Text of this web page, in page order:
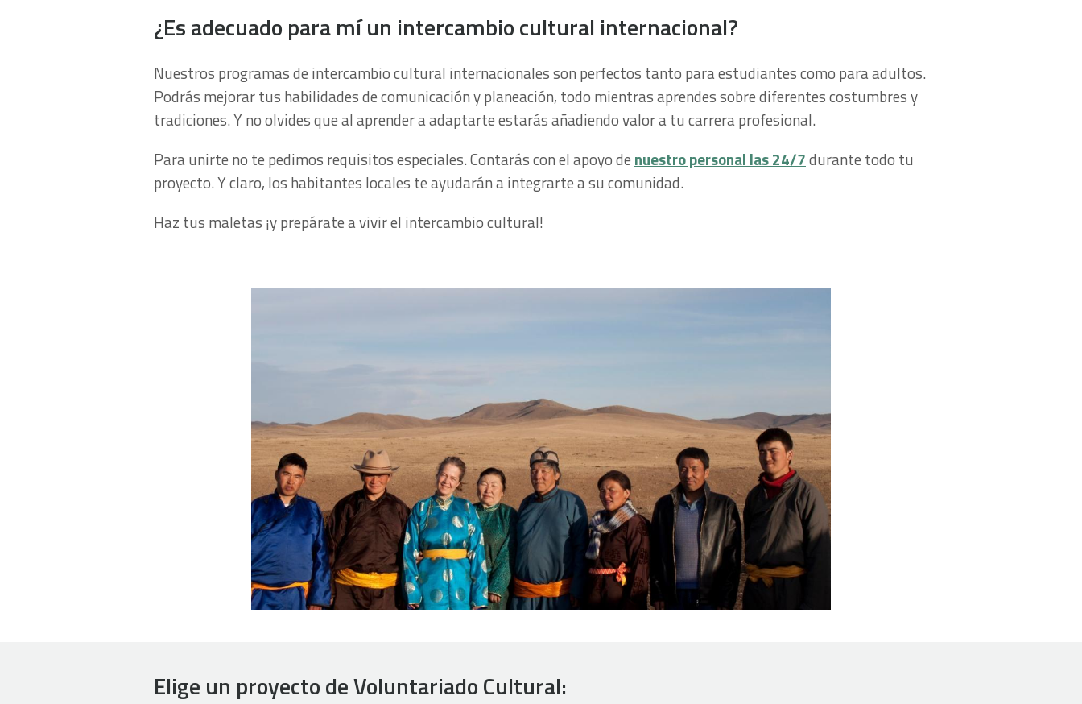
¿Es adecuado para mí un intercambio cultural internacional?
Nuestros programas de intercambio cultural internacionales son perfectos tanto para estudiantes como para adultos.
Podrás mejorar tus habilidades de comunicación y planeación, todo mientras aprendes sobre diferentes costumbres y
tradiciones. Y no olvides que al aprender a adaptarte estarás añadiendo valor a tu carrera profesional.
Para unirte no te pedimos requisitos especiales. Contarás con el apoyo de nuestro personal las 24/7durante todo tu
proyecto. Y claro, los habitantes locales te ayudarán a integrarte a su comunidad.
Haz tus maletas ¡y prepárate a vivir el intercambio cultural!
Elige un proyecto de Voluntariado Cultural: